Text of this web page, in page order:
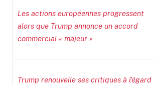
Les actions européennes progressent
alors que Trump annonce un accord
commercial « majeur »
Trump renouvelle ses critiques à l’égard